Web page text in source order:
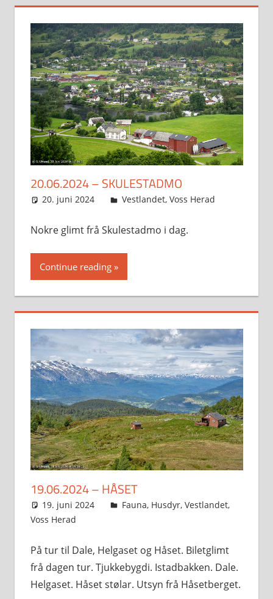
20.06.2024 – SKULESTADMO
20. juni 2024 Svein
Vestlandet, Voss Herad
Nokre glimt frå Skulestadmo i dag.
Continue reading
19.06.2024 – HÅSET
19. juni 2024 Svein
Fauna, Husdyr, Vestlandet,
Voss Herad
På tur til Dale, Helgaset og Håset. Biletglimt
frå dagen tur. Tjukkebygdi. Istadbakken. Dale.
Helgaset. Håset stølar. Utsyn frå Håsetberget.